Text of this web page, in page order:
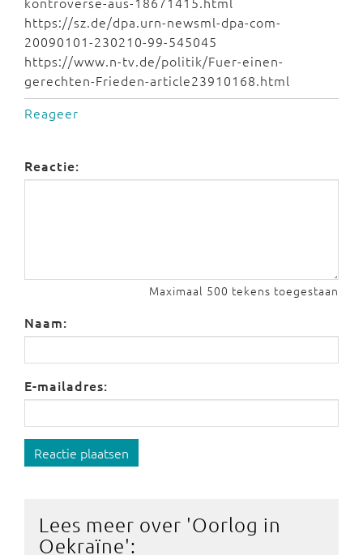
https://sz.de/dpa.urn-newsml-dpa-com-
20090101-230210-99-545045
https://www.n-tv.de/politik/Fuer-einen-
gerechten-Frieden-article23910168.html
Reageer
Reactie:
Maximaal 500 tekens toegestaan
Naam:
E-mailadres:
Reactie plaatsen
Lees meer over 'Oorlog in
Oekraïne':